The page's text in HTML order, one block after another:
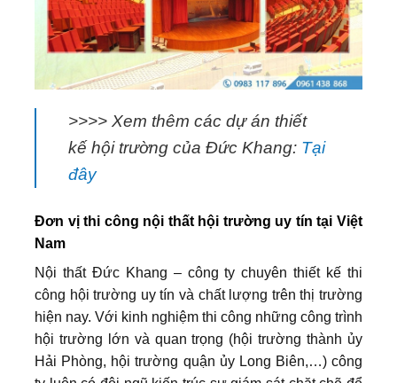
>>>> Xem thêm các dự án thiết
kế hội trường của Đức Khang: Tại
đây
Đơn vị thi công nội thất hội trường uy tín tại Việt
Nam
Nội thất Đức Khang – công ty chuyên thiết kế thi
công hội trường uy tín và chất lượng trên thị trường
hiện nay. Với kinh nghiệm thi công những công trình
hội trường lớn và quan trọng (hội trường thành ủy
Hải Phòng, hội trường quận ủy Long Biên,…) công